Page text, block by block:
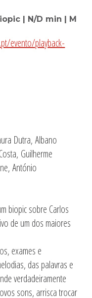
| N/D min | M
evento/playback-
Dutra, Albano
Guilherme
António
biopic sobre Carlos
de um dos maiores
exames e
das palavras e
verdadeiramente
sons, arrisca trocar